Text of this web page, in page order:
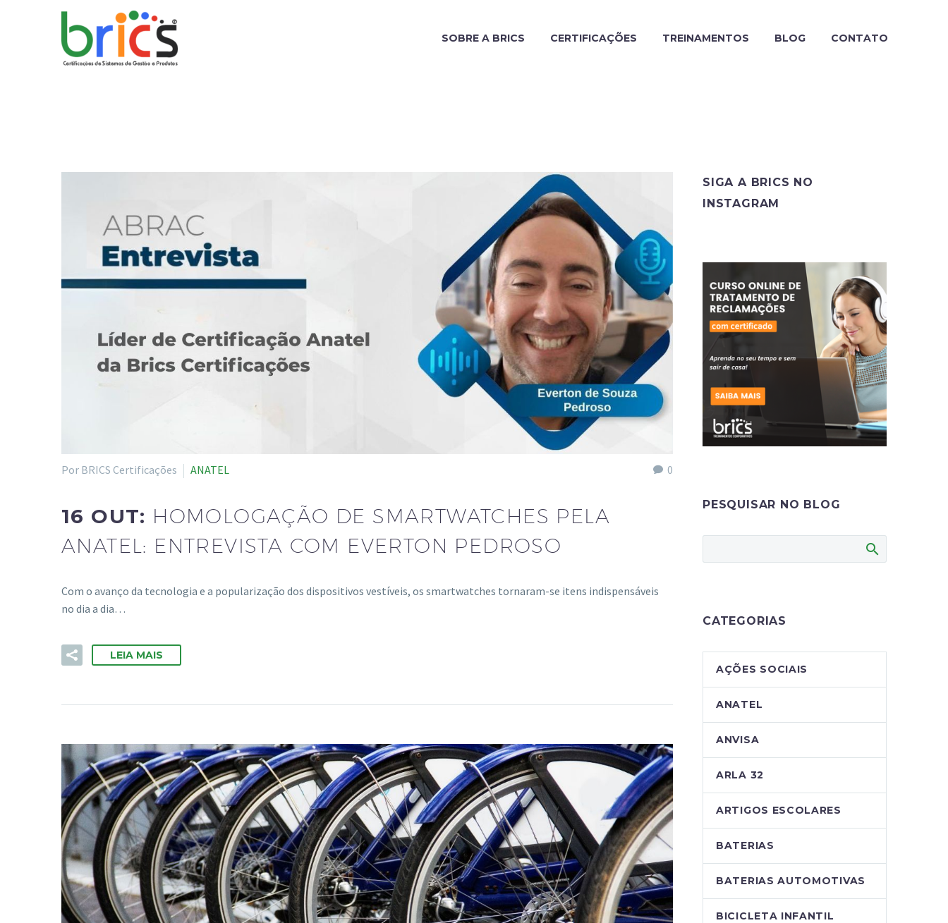
SOBRE A BRICS CERTIFICAÇÕES TREINAMENTOS BLOG CONTATO
0
Por BRICS Certificações ANATEL
16 OUT: HOMOLOGAÇÃO DE SMARTWATCHES PELA
ANATEL: ENTREVISTA COM EVERTON PEDROSO
Com o avanço da tecnologia e a popularização dos dispositivos vestíveis, os smartwatches tornaram-se itens indispensáveis
no dia a dia…
LEIA MAIS
SIGA A BRICS NO
INSTAGRAM
PESQUISAR NO BLOG
CATEGORIAS
AÇÕES SOCIAIS
ANATEL
ANVISA
ARLA 32
ARTIGOS ESCOLARES
BATERIAS
BATERIAS AUTOMOTIVAS
BICICLETA INFANTIL